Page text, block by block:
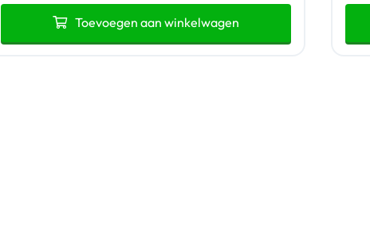
Toevoegen aan winkelwagen